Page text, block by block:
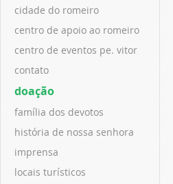
cidade do romeiro
centro de apoio ao romeiro
centro de eventos pe. vitor
contato
doação
família dos devotos
história de nossa senhora
imprensa
locais turísticos